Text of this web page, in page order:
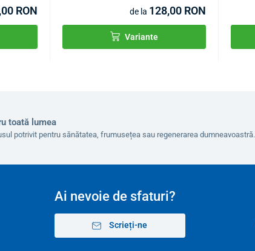
RON de la 128,00 RON
Variante
toată lumea
potrivit pentru sănătatea, frumusețea sau regenerarea dumneavoastră.
Ai nevoie de sfaturi?
Scrieți-ne